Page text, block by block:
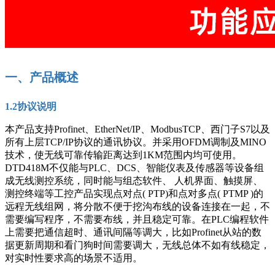
一、产品概述
1.2协议说明
本产品支持Profinet、 EtherNet/IP、 ModbusTCP、西门子S7以及
所有上层TCP/IP协议的通讯协议。并采用OFDM调制及MINO
技术，使无线可靠传输距离达到 1KM范围内均可使用。
DTD418M不仅能与PLC、DCS、智能仪表及传感器等设备组
成无线测控系统，同时能与组态软件、
人机界面、触摸屏、
测控终端等工控产品实现点对点( PTP)和 点对多点( PTMP )的
远程无线组网，将分散不便于挖沟布线的设备连接在一起，不
需要编写程序，不需要布线，并且稳定可靠。在PLC编程软件
上需要把通信超时、通讯间隔等调大，比如Profinet从站的数
据更新周期和看门狗时间需要调大，无线总体不如有线稳定，
对实时性要求高的场景不适用。